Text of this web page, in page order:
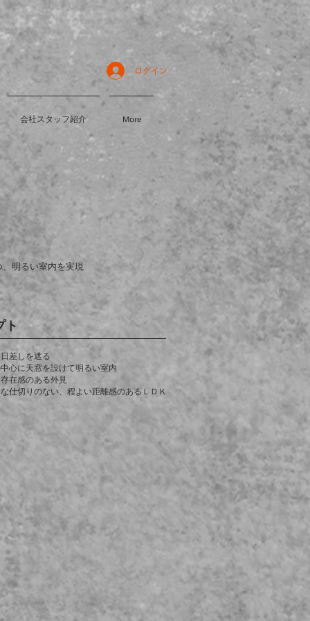
ログイン
会社スタッフ紹介 More
、明るい室内を実現
ト
差しを遮る
心に天窓を設けて明るい室内
在感のある外見
仕切りのない、程よい距離感のあるＬＤＫ